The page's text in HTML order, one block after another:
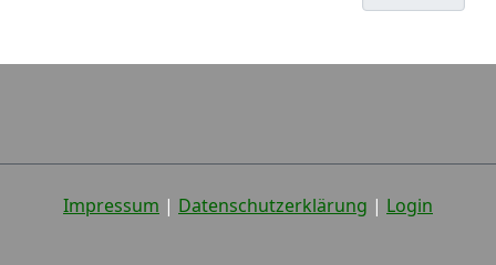
Impressum | Datenschutzerklärung | Login